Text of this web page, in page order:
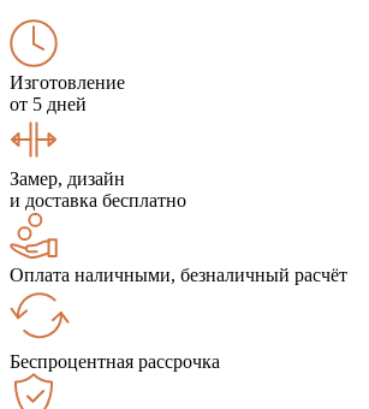
Изготовление
от 5 дней
Замер, дизайн
и доставка бесплатно
Оплата наличными, безналичный расчёт
Беспроцентная рассрочка